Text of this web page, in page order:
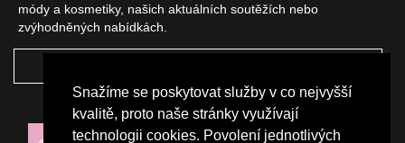
Snažíme se poskytovat služby v co nejvyšší
kvalitě, proto naše stránky využívají
technologii cookies. Povolení jednotlivých
módy a kosmetiky, našich aktuálních soutěžích nebo
zvýhodněných nabídkách.
NAŠI PARTNEŘI